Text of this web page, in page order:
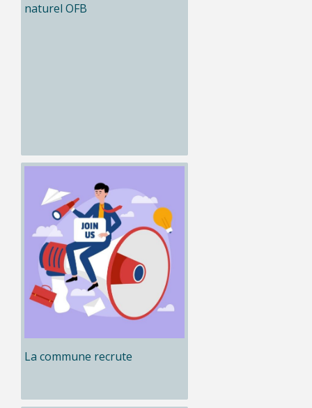
naturel OFB
La commune recrute